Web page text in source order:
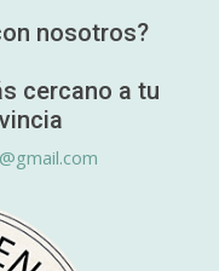
nosotros?
cercano a tu